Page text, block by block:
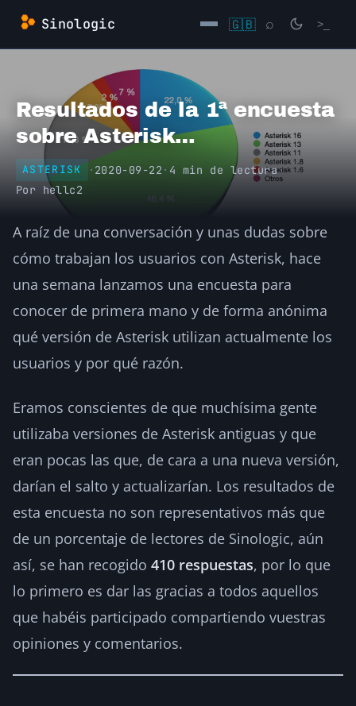
Saltar
contenido
Sinologic 🇬🇧 ⌕ >_
Resultados de la 1ª encuesta
sobre Asterisk…
ASTERISK · 2020-09-22 · 4 min de lectura·
Por hellc2
A raíz de una conversación y unas dudas sobre
cómo trabajan los usuarios con Asterisk, hace
una semana lanzamos una encuesta para
conocer de primera mano y de forma anónima
qué versión de Asterisk utilizan actualmente los
usuarios y por qué razón.
Eramos conscientes de que muchísima gente
utilizaba versiones de Asterisk antiguas y que
eran pocas las que, de cara a una nueva versión,
darían el salto y actualizarían. Los resultados de
esta encuesta no son representativos más que
de un porcentaje de lectores de Sinologic, aún
así, se han recogido 410 respuestas, por lo que
lo primero es dar las gracias a todos aquellos
que habéis participado compartiendo vuestras
opiniones y comentarios.